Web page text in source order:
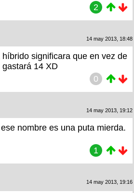
2
14 may 2013, 18:48
significara que en vez de
14 XD
0
14 may 2013, 19:12
nombre es una puta mierda.
1
14 may 2013, 19:16